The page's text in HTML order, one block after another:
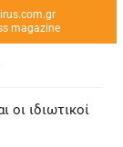
magazine
οι ιδιωτικοί